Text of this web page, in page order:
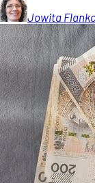
Jowita